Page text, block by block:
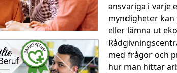
ansvariga i varje
myndigheter
eller lämna ut
med frågor och
hur man hittar